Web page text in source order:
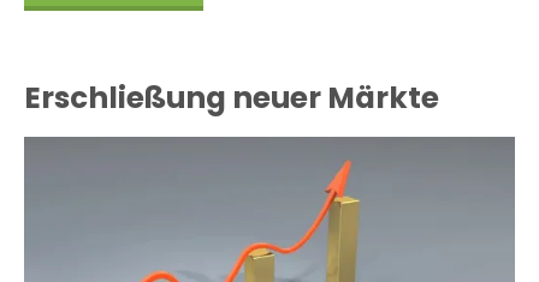
Erschließung neuer Märkte